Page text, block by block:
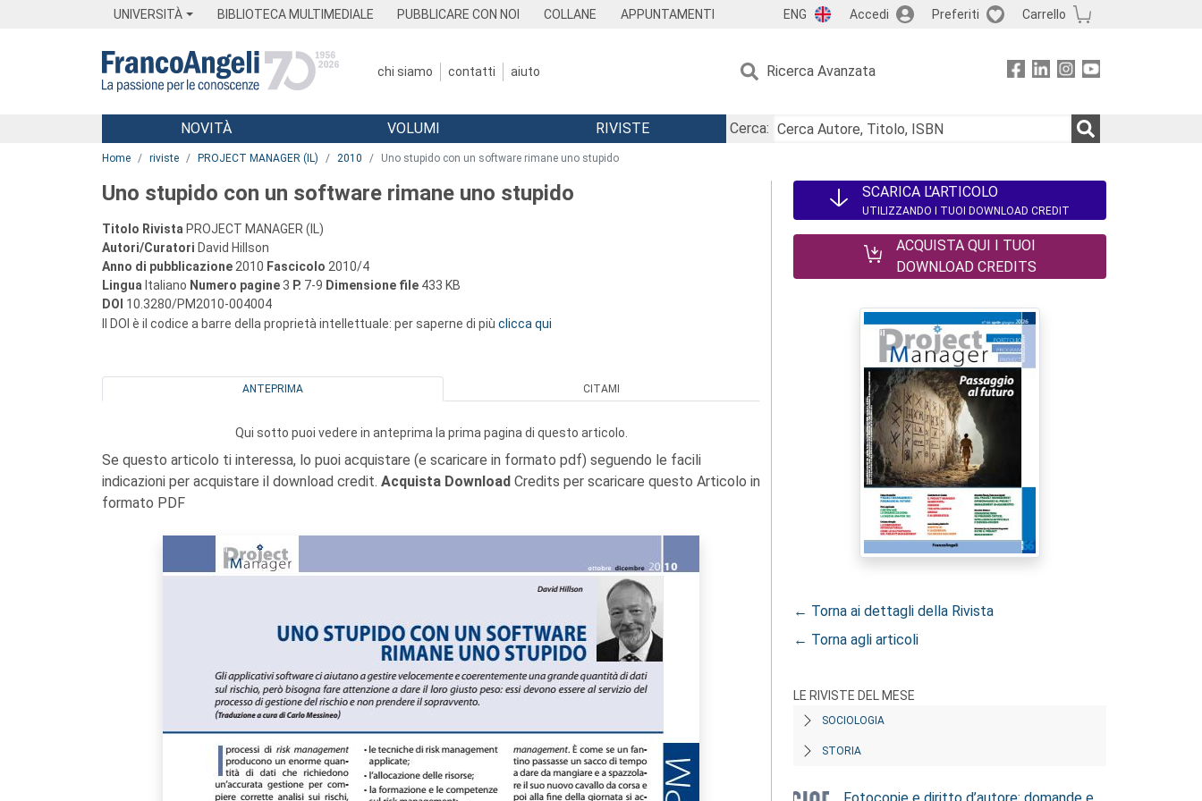
UNIVERSITÀ BIBLIOTECA MULTIMEDIALE PUBBLICARE CON NOI COLLANE APPUNTAMENTI ENG Accedi Preferiti Carrello
chi siamo contatti aiuto Ricerca Avanzata
Menu
NOVITÀ VOLUMI RIVISTE
Cerca:
Home riviste PROJECT MANAGER (IL) 2010 Uno stupido con un software rimane uno stupido
Uno stupido con un software rimane uno stupido
Titolo Rivista PROJECT MANAGER (IL)
Autori/Curatori David Hillson
Anno di pubblicazione 2010 Fascicolo 2010/4
Lingua Italiano Numero pagine 3 P. 7-9 Dimensione file 433 KB
DOI 10.3280/PM2010-004004
Il DOI è il codice a barre della proprietà intellettuale: per saperne di più clicca qui
ANTEPRIMA CITAMI
Qui sotto puoi vedere in anteprima la prima pagina di questo articolo.
Se questo articolo ti interessa, lo puoi acquistare (e scaricare in formato pdf) seguendo le facili
indicazioni per acquistare il download credit. Acquista Download Credits per scaricare questo Articolo in
formato PDF
SCARICA L'ARTICOLO
UTILIZZANDO I TUOI DOWNLOAD CREDIT
ACQUISTA QUI I TUOI
DOWNLOAD CREDITS
← Torna ai dettagli della Rivista
← Torna agli articoli
LE RIVISTE DEL MESE
SOCIOLOGIA
STORIA